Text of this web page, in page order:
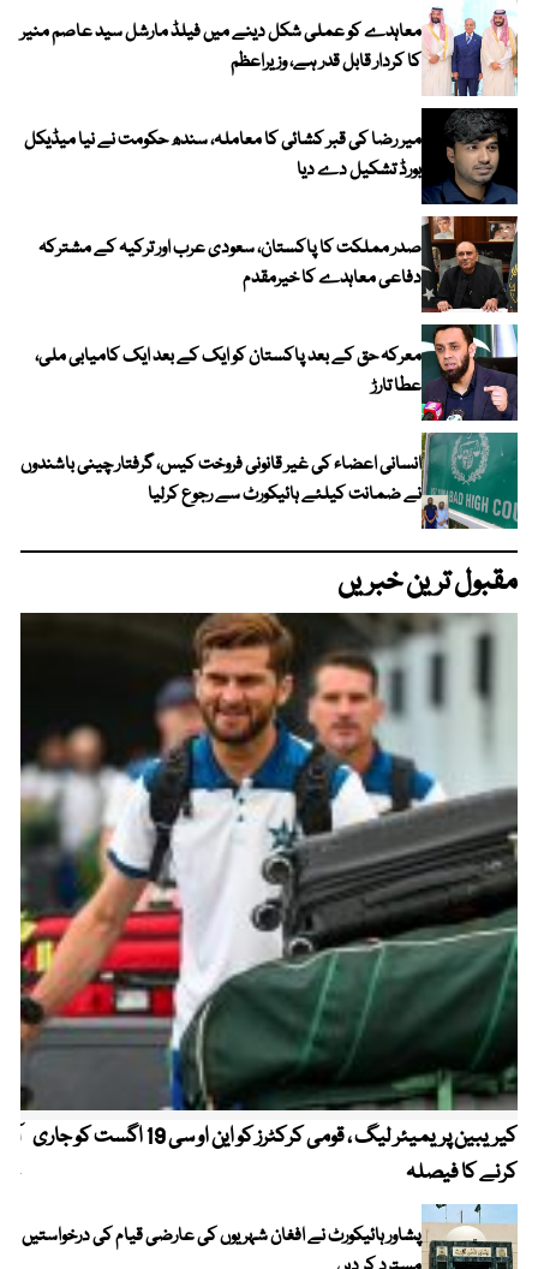
معاہدے کو عملی شکل دینے میں فیلڈ مارشل سید عاصم منیر
کا کردار قابل قدر ہے، وزیراعظم
میر رضا کی قبر کشائی کا معاملہ، سندھ حکومت نے نیا میڈیکل
بورڈ تشکیل دے دیا
صدر مملکت کا پاکستان، سعودی عرب اور ترکیہ کے مشترکہ
دفاعی معاہدے کا خیرمقدم
معرکہ حق کے بعد پاکستان کو ایک کے بعد ایک کامیابی ملی،
عطا تارڑ
انسانی اعضاء کی غیر قانونی فروخت کیس، گرفتار چینی باشندوں
نے ضمانت کیلئے ہائیکورٹ سے رجوع کرلیا
مقبول ترین خبریں
کیریبین پریمیئر لیگ ، قومی کرکٹرز کو این او سی 19 اگست کو جاری
کرنے کا فیصلہ
پشاور ہائیکورٹ نے افغان شہریوں کی عارضی قیام کی درخواستیں